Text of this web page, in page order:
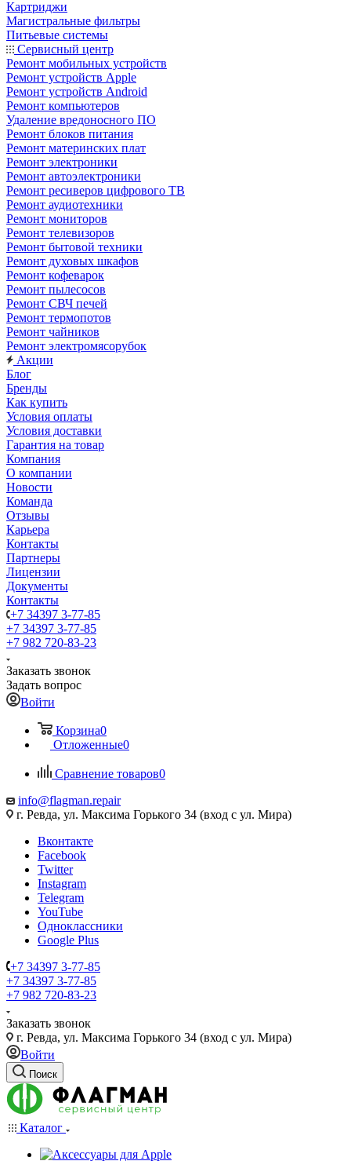
Картриджи
Магистральные фильтры
Питьевые системы
Сервисный центр
Ремонт мобильных устройств
Ремонт устройств Apple
Ремонт устройств Android
Ремонт компьютеров
Удаление вредоносного ПО
Ремонт блоков питания
Ремонт материнских плат
Ремонт электроники
Ремонт автоэлектроники
Ремонт ресиверов цифрового ТВ
Ремонт аудиотехники
Ремонт мониторов
Ремонт телевизоров
Ремонт бытовой техники
Ремонт духовых шкафов
Ремонт кофеварок
Ремонт пылесосов
Ремонт СВЧ печей
Ремонт термопотов
Ремонт чайников
Ремонт электромясорубок
Акции
Блог
Бренды
Как купить
Условия оплаты
Условия доставки
Гарантия на товар
Компания
О компании
Новости
Команда
Отзывы
Карьера
Контакты
Партнеры
Лицензии
Документы
Контакты
+7 34397 3-77-85
+7 34397 3-77-85
+7 982 720-83-23
Заказать звонок
Задать вопрос
Войти
Корзина0
Отложенные0
Сравнение товаров0
info@flagman.repair
г. Ревда, ул. Максима Горького 34 (вход с ул. Мира)
Вконтакте
Facebook
Twitter
Instagram
Telegram
YouTube
Одноклассники
Google Plus
+7 34397 3-77-85
+7 34397 3-77-85
+7 982 720-83-23
Заказать звонок
г. Ревда, ул. Максима Горького 34 (вход с ул. Мира)
Войти
Поиск
Каталог